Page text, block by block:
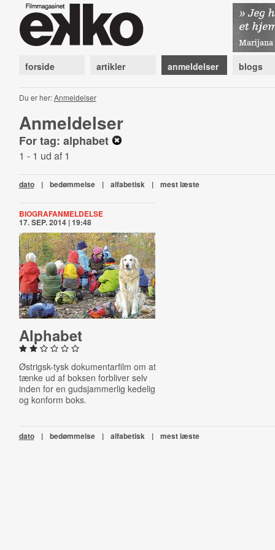
forside artikler anmeldelser blogs
Du er her:Anmeldelser
Anmeldelser
For tag: alphabet
1 - 1 ud af 1
dato | bedømmelse | alfabetisk | mest læste
BIOGRAFANMELDELSE
17. SEP. 2014 | 19:48
Alphabet
Østrigsk-tysk dokumentarfilm om at
tænke ud af boksen forbliver selv
inden for en gudsjammerlig kedelig
og konform boks.
dato | bedømmelse | alfabetisk | mest læste